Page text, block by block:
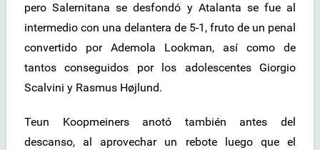
pero Salernitana se desfondó y Atalanta se fue al
intermedio con una delantera de 5-1, fruto de un penal
convertido por Ademola Lookman, así como de
tantos conseguidos por los adolescentes Giorgio
Scalvini y Rasmus Højlund.
Teun Koopmeiners anotó también antes del
descanso, al aprovechar un rebote luego que el